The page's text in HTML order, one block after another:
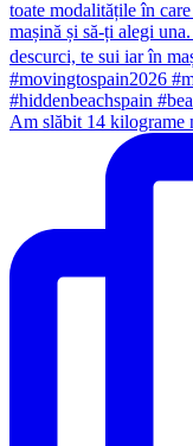
Am slăbit 14 kilograme